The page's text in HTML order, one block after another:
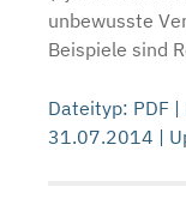
unbewusste
Beispiele sind
Dateityp: PDF
31.07.2014 |